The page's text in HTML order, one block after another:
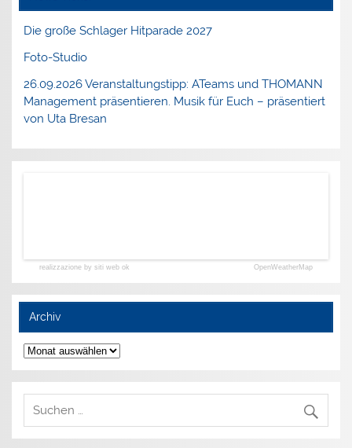
Die große Schlager Hitparade 2027
Foto-Studio
26.09.2026 Veranstaltungstipp: ATeams und THOMANN
Management präsentieren. Musik für Euch – präsentiert
von Uta Bresan
realizzazione by siti web ok OpenWeatherMap
Archiv
Archiv